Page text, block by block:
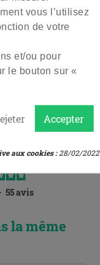
incontournable à avoir.
55avis
la même
vous l’utilisez
de votre
et/ou pour
le bouton sur «
Accepter
aux cookies :28/02/2022